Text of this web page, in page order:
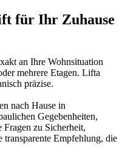
für Ihr Zuhause
an Ihre Wohnsituation
mehrere Etagen. Lifta
präzise.
nach Hause in
Gegebenheiten,
Fragen zu Sicherheit,
Empfehlung, die